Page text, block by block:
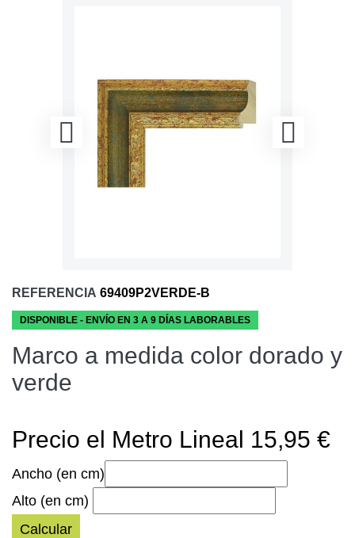
REFERENCIA 69409P2VERDE-B
DISPONIBLE - ENVÍO EN 3 A 9 DÍAS LABORABLES
Marco a medida color dorado y
verde
Precio el Metro Lineal 15,95 €
Ancho (en cm)
Alto (en cm)
Calcular